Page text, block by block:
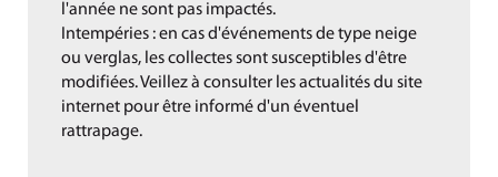
l'année ne sont pas impactés.
Intempéries : en cas d'événements de type neige
ou verglas, les collectes sont susceptibles d'être
modifiées. Veillez à consulter les actualités du site
internet pour être informé d'un éventuel
rattrapage.